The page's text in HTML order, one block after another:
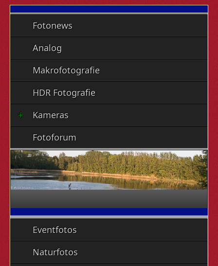
Fotonews
Analog
Makrofotografie
HDR Fotografie
Kameras
Fotoforum
Eventfotos
Naturfotos